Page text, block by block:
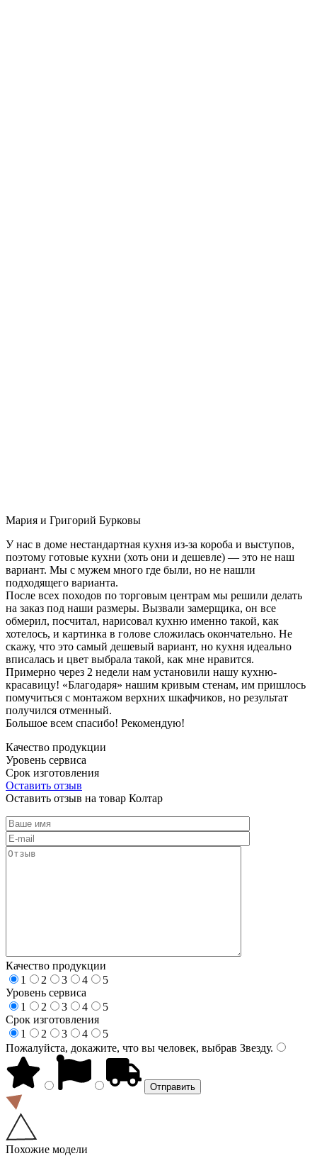
Мария и Григорий Бурковы
У нас в доме нестандартная кухня из-за короба и выступов,
поэтому готовые кухни (хоть они и дешевле) — это не наш
вариант. Мы с мужем много где были, но не нашли
подходящего варианта.
После всех походов по торговым центрам мы решили делать
на заказ под наши размеры. Вызвали замерщика, он все
обмерил, посчитал, нарисовал кухню именно такой, как
хотелось, и картинка в голове сложилась окончательно. Не
скажу, что это самый дешевый вариант, но кухня идеально
вписалась и цвет выбрала такой, как мне нравится.
Примерно через 2 недели нам установили нашу кухню-
красавицу! «Благодаря» нашим кривым стенам, им пришлось
помучиться с монтажом верхних шкафчиков, но результат
получился отменный.
Большое всем спасибо! Рекомендую!
Качество продукции
Уровень сервиса
Срок изготовления
Оставить отзыв
Оставить отзыв на товар Колтар
Качество продукции
1
2 3 4
5
Уровень сервиса
1
2 3 4
5
Срок изготовления
1
2 3 4
5
Пожалуйста, докажите, что вы человек, выбрав Звезду.
Похожие модели